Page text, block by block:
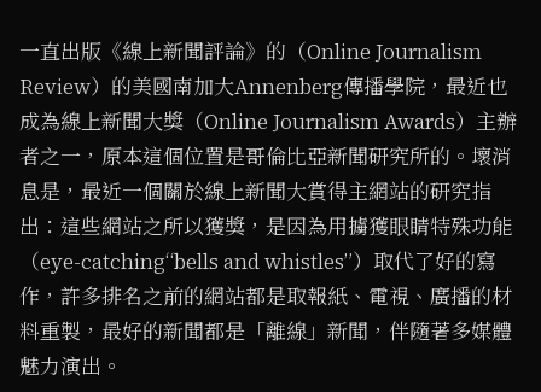
一直出版《線上新聞評論》的（Online Journalism
Review）的美國南加大Annenberg傳播學院，最近也
成為線上新聞大獎（Online Journalism Awards）主辦
者之一，原本這個位置是哥倫比亞新聞研究所的。壞消
息是，最近一個關於線上新聞大賞得主網站的研究指
出：這些網站之所以獲獎，是因為用擄獲眼睛特殊功能
（eye-catching“bells and whistles”）取代了好的寫
作，許多排名之前的網站都是取報紙、電視、廣播的材
料重製，最好的新聞都是「離線」新聞，伴隨著多媒體
魅力演出。